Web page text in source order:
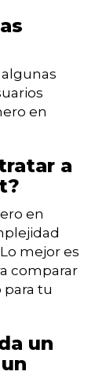
en
a
en
mejor es
comparar
para tu
un